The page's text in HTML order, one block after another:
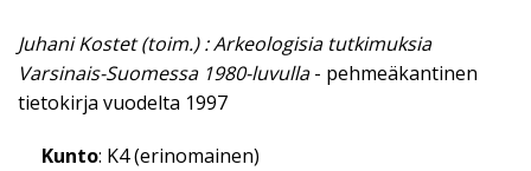
Juhani Kostet (toim.) : Arkeologisia tutkimuksia
Varsinais-Suomessa 1980-luvulla- pehmeäkantinen
tietokirja vuodelta 1997
Kunto: K4 (erinomainen)